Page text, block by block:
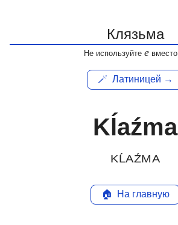
Не используйте евместо
🪄 Латиницей →
Kĺaźma
KĹAŹMA
🏠 На главную